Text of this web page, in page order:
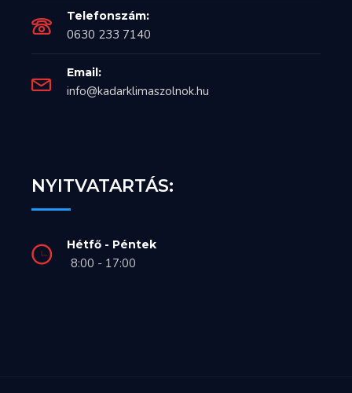
Telefonszám:
0630 233 7140
Email:
info@kadarklimaszolnok.hu
NYITVATARTÁS:
Hétfő - Péntek
8:00 - 17:00